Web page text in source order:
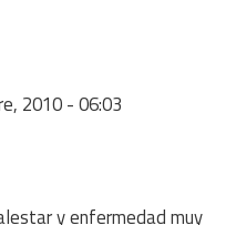
2010 - 06:03
y enfermedad muy